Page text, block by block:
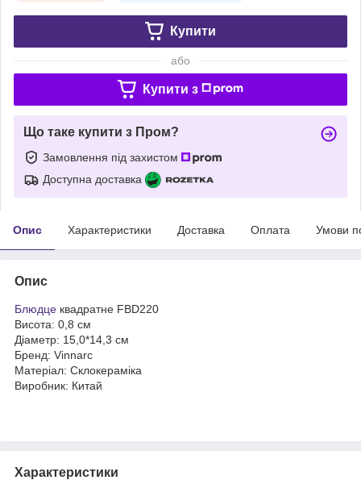
Купити
або
Купити з
Що таке купити з Пром?
Замовлення під захистом
Доступна доставка
Опис Характеристики Доставка Оплата Умови
Опис
Блюдце квадратне FBD220
Висота: 0,8 см
Діаметр: 15,0*14,3 см
Бренд: Vinnarc
Матеріал: Склокераміка
Виробник: Китай
Характеристики